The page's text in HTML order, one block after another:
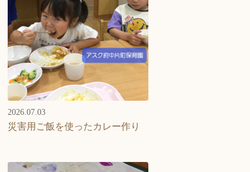
2026.07.03
災害用ご飯を使ったカレー作り